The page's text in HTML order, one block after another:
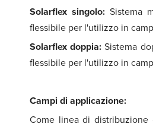
Solarflex singolo: Sistema
flessibile per l'utilizzo in
Solarflex doppia:Sistema
flessibile per l'utilizzo in
Campi di applicazione:
Come linea di